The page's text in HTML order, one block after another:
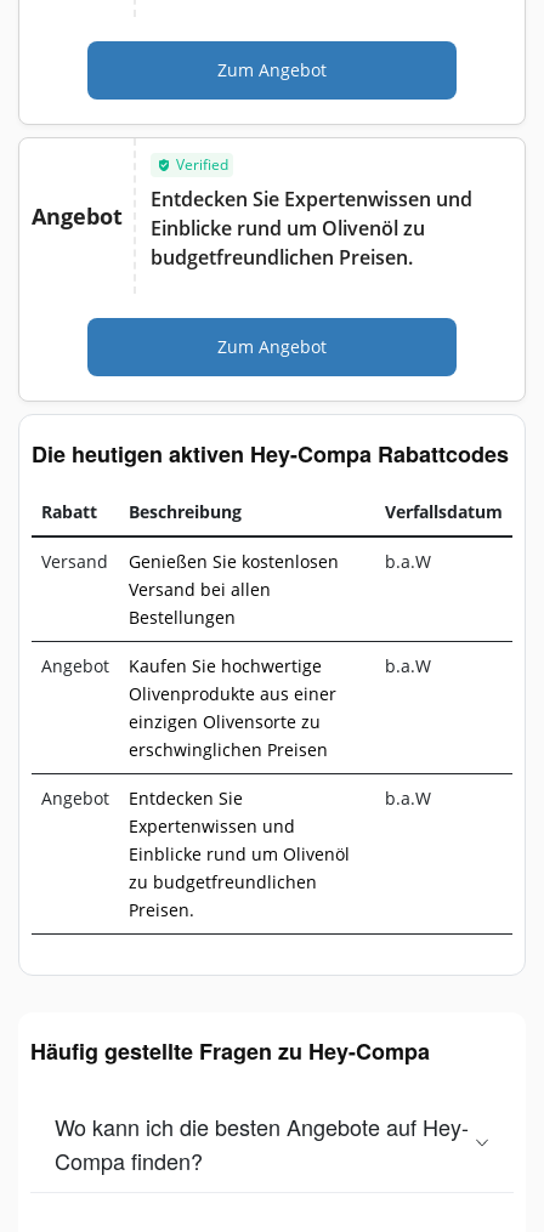
Zum Angebot
Angebot
Verified
Entdecken Sie Expertenwissen und
Einblicke rund um Olivenöl zu
budgetfreundlichen Preisen.
Zum Angebot
Die heutigen aktiven Hey-Compa Rabattcodes
Rabatt Beschreibung Verfallsdatum
Versand
Genießen Sie kostenlosen
Versand bei allen
Bestellungen
b.a.W
Angebot
Kaufen Sie hochwertige
Olivenprodukte aus einer
einzigen Olivensorte zu
erschwinglichen Preisen
b.a.W
Angebot
Entdecken Sie
Expertenwissen und
Einblicke rund um Olivenöl
zu budgetfreundlichen
Preisen.
b.a.W
Häufig gestellte Fragen zu Hey-Compa
Wo kann ich die besten Angebote auf Hey-
Compa finden?